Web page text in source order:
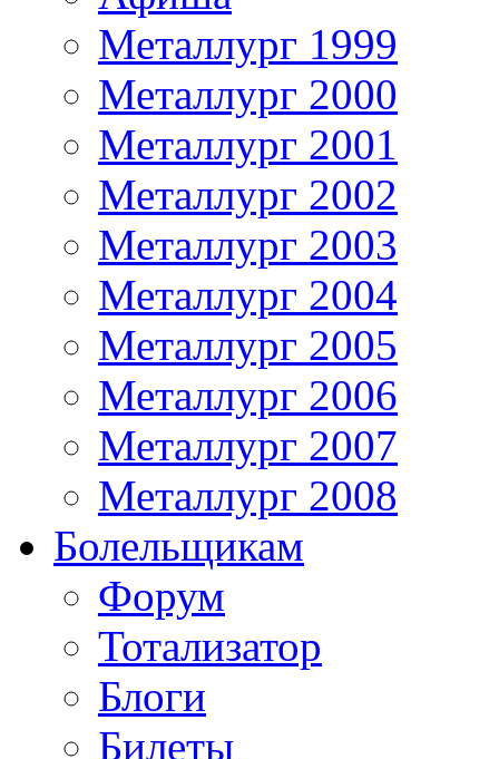
Металлург 1999
Металлург 2000
Металлург 2001
Металлург 2002
Металлург 2003
Металлург 2004
Металлург 2005
Металлург 2006
Металлург 2007
Металлург 2008
Болельщикам
Форум
Тотализатор
Блоги
Билеты